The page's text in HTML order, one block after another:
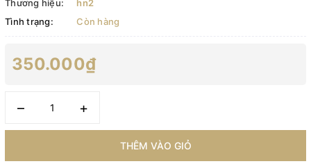
Thương hiệu:
hn2
Tình trạng:
Còn hàng
350.000₫
– +
THÊM VÀO GIỎ